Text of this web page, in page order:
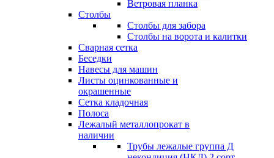
Ветровая планка
Столбы
Столбы для забора
Столбы на ворота и калитки
Сварная сетка
Беседки
Навесы для машин
Листы оцинкованные и
окрашенные
Сетка кладочная
Полоса
Лежалый металлопрокат в
наличии
Трубы лежалые группа Д